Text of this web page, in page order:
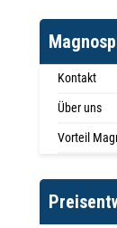
Kontakt
Über uns
Vorteil